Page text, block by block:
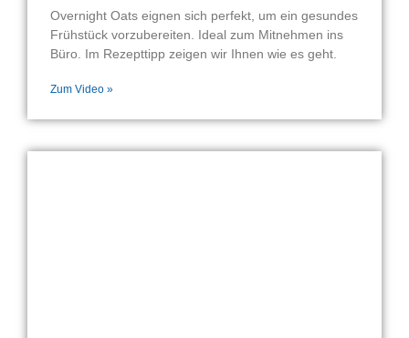
Overnight Oats eignen sich perfekt, um ein gesundes
Frühstück vorzubereiten. Ideal zum Mitnehmen ins
Büro. Im Rezepttipp zeigen wir Ihnen wie es geht.
Zum Video »